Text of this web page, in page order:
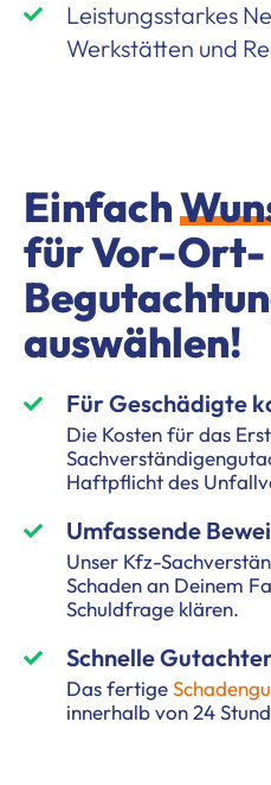
Leistungsstarkes
Werkstätten und
Einfach
für Vor-Ort-
auswählen!
Für Geschädigte
Die Kosten für das
Haftpflicht des
Umfassende
Unser Kfz-
Schaden an Deinem
Schuldfrage klären.
Schnelle
Das fertige
innerhalb von 24